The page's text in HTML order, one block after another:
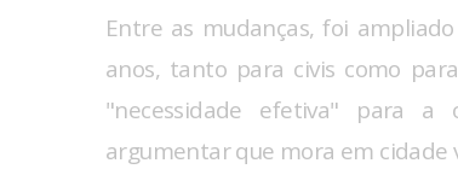
Entre as mudanças, foi
anos, tanto para civis como
"necessidade efetiva" para a
argumentar que mora em cidade